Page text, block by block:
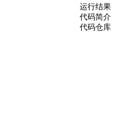
运行结果
代码简介
代码仓库